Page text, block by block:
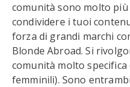
comunità sono molto
condividere i tuoi
forza di grandi marchi
Blonde Abroad. Si
comunità molto specifica
femminili). Sono